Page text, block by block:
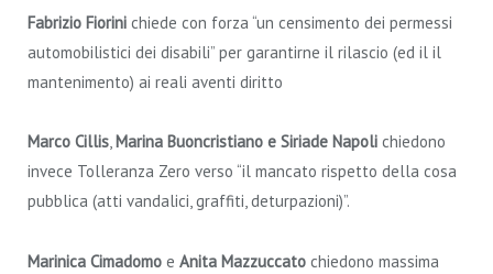
Fabrizio Fiorini chiede con forza “un censimento dei permessi
automobilistici dei disabili” per garantirne il rilascio (ed il il
mantenimento) ai reali aventi diritto
Marco Cillis, Marina Buoncristiano e Siriade Napoli chiedono
invece Tolleranza Zero verso “il mancato rispetto della cosa
pubblica (atti vandalici, graffiti, deturpazioni)”.
Marinica Cimadomo e Anita Mazzuccato chiedono massima